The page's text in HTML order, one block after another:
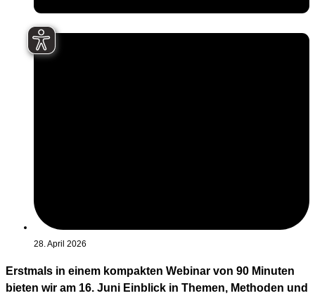
28. April 2026
Erstmals in einem kompakten Webinar von 90 Minuten
bieten wir am 16. Juni Einblick in Themen, Methoden und